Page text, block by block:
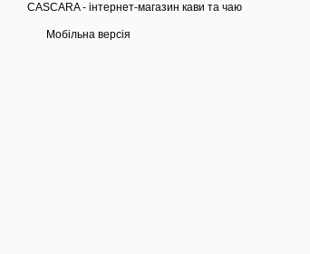
CASCARA - інтернет-магазин кави та чаю
Мобільна версія